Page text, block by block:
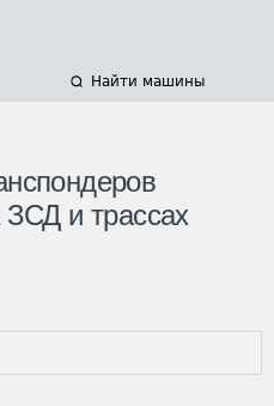
Найти машины
ЗСД и трассах